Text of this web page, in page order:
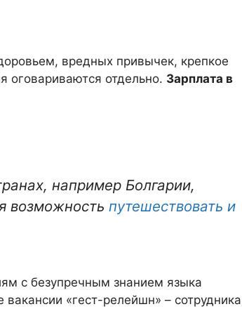
вредных привычек, крепкое
оговариваются отдельно. Зарплата в
например Болгарии,
возможность путешествовать и
с безупречным знанием языка
«гест-релейшн» –